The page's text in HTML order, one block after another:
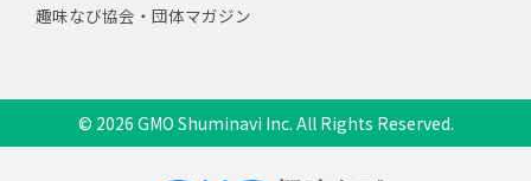
趣味なび協会・団体マガジン
© 2026 GMO Shuminavi Inc. All Rights Reserved.